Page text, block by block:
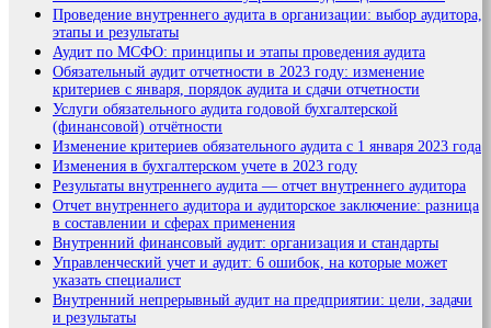
Проведение внутреннего аудита в организации: выбор аудитора,
этапы и результаты
Аудит по МСФО: принципы и этапы проведения аудита
Обязательный аудит отчетности в 2023 году: изменение
критериев с января, порядок аудита и сдачи отчетности
Услуги обязательного аудита годовой бухгалтерской
(финансовой) отчётности
Изменение критериев обязательного аудита с 1 января 2023 года
Изменения в бухгалтерском учете в 2023 году
Результаты внутреннего аудита — отчет внутреннего аудитора
Отчет внутреннего аудитора и аудиторское заключение: разница
в составлении и сферах применения
Внутренний финансовый аудит: организация и стандарты
Управленческий учет и аудит: 6 ошибок, на которые может
указать специалист
Внутренний непрерывный аудит на предприятии: цели, задачи
и результаты